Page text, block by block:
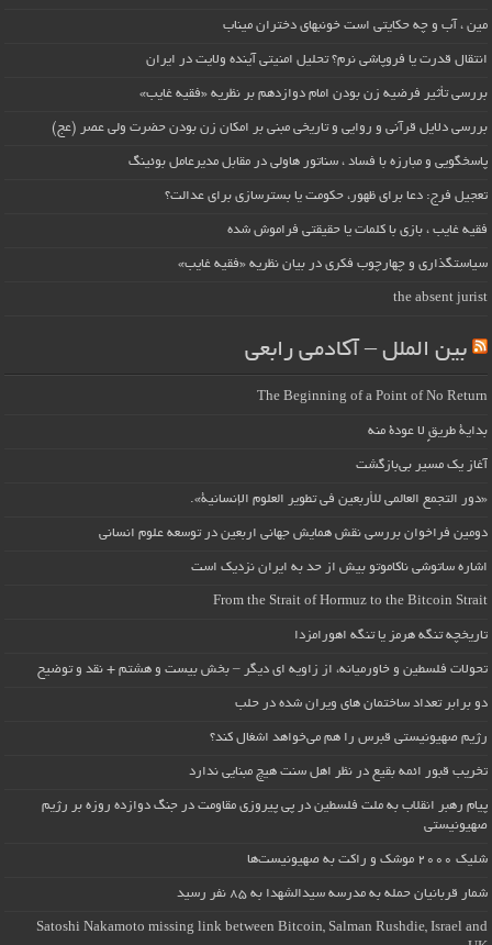
مین ، آب و چه حکایتی است خونبهای دختران میناب
انتقال قدرت یا فروپاشی نرم؟ تحلیل امنیتی آینده ولایت در ایران
بررسی تأثیر فرضیه زن بودن امام دوازدهم بر نظریه «فقیه غایب»
بررسی دلایل قرآنی و روایی و تاریخی مبنی بر امکان زن بودن حضرت ولی عصر (عج)
پاسخگویی و مبارزه با فساد ، سناتور هاولی در مقابل مدیرعامل بوئینگ
تعجیل فرج: دعا برای ظهور، حکومت یا بسترسازی برای عدالت؟
فقیه غایب ، بازی با کلمات یا حقیقتی فراموش شده
سیاستگذاری و چهارچوب فکری در بیان نظریه «فقیه غایب»
the absent jurist
بین الملل – آکادمی رابعی
The Beginning of a Point of No Return
بداية طريقٍ لا عودة منه
آغاز یک مسیر بی‌بازگشت
«دور التجمع العالمي للأربعين في تطوير العلوم الإنسانية».
دومین فراخوان بررسی نقش همایش جهانی اربعین در توسعه علوم انسانی
اشاره ساتوشی ناکاموتو بیش از حد به ایران نزدیک است
From the Strait of Hormuz to the Bitcoin Strait
تاریخچه تنگه هرمز یا تنگه اهورامزدا
تحولات فلسطین و خاورمیانه، از زاویه ای دیگر – بخش بیست و هشتم + نقد و توضیح
دو برابر تعداد ساختمان های ویران شده در حلب
رژیم صهیونیستی قبرس را هم می‌خواهد اشغال کند؟
تخریب قبور ائمه بقیع در نظر اهل سنت هیچ مبنایی ندارد
پیام رهبر انقلاب به ملت فلسطین در پی پیروزی مقاومت در جنگ دوازده روزه بر رژیم
صهیونیستی
شلیک ۲۰۰۰ موشک و راکت به صهیونیست‌ها
شمار قربانیان حمله به مدرسه سیدالشهدا به ۸۵ نفر رسید
Satoshi Nakamoto missing link between Bitcoin, Salman Rushdie, Israel and